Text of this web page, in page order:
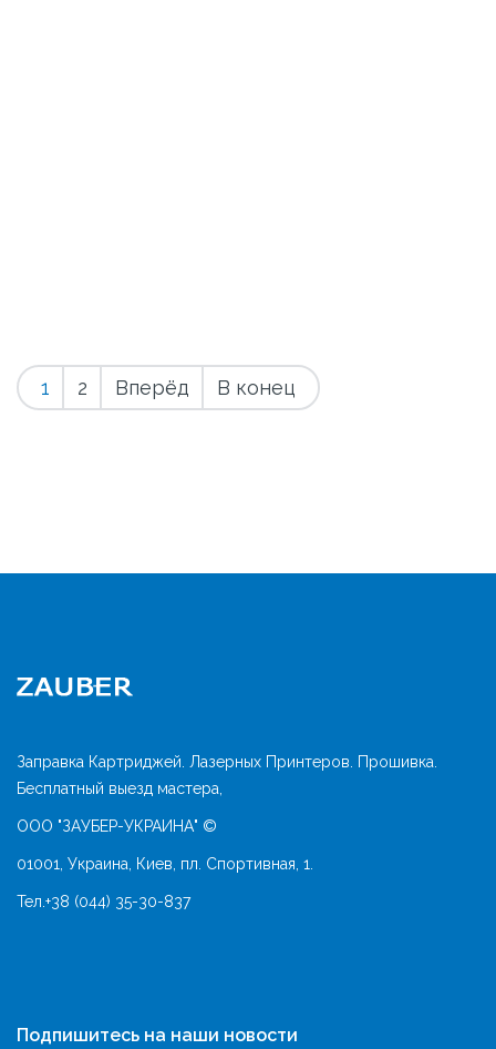
1 2 Вперёд В конец
Заправка Картриджей. Лазерных Принтеров. Прошивка.
Бесплатный выезд мастера,
ООО "ЗАУБЕР-УКРАИНА" ©
01001, Украина, Киев, пл. Спортивная, 1.
Тел. +38 (044) 35-30-837
Подпишитесь на наши новости